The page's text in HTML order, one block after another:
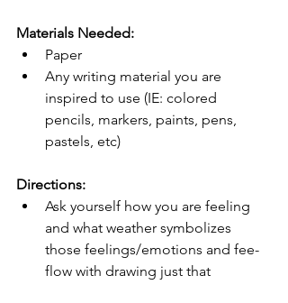
Materials Needed:
Paper
Any writing material you are
inspired to use (IE: colored
pencils, markers, paints, pens,
pastels, etc)
Directions:
Ask yourself how you are feeling
and what weather symbolizes
those feelings/emotions and fee-
flow with drawing just that